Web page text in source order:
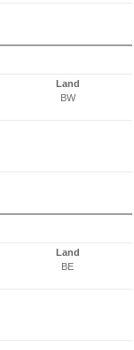
Land
BW
Land
BE